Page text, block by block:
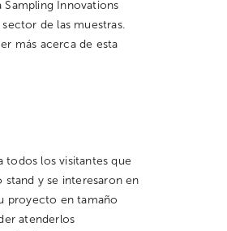
Innovations
de las muestras.
más acerca de esta
todos los visitantes que
stand y se interesaron en
proyecto en tamaño
atenderlos